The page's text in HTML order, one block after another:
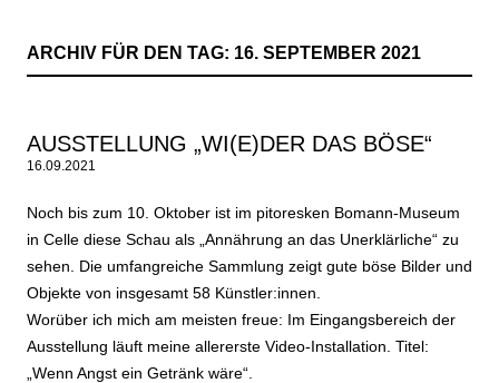
ARCHIV FÜR DEN TAG: 16. SEPTEMBER 2021
AUSSTELLUNG „WI(E)DER DAS BÖSE“
16.09.2021
Noch bis zum 10. Oktober ist im pitoresken Bomann-Museum
in Celle diese Schau als „Annährung an das Unerklärliche“ zu
sehen. Die umfangreiche Sammlung zeigt gute böse Bilder und
Objekte von insgesamt 58 Künstler:innen.
Worüber ich mich am meisten freue: Im Eingangsbereich der
Ausstellung läuft meine allererste Video-Installation. Titel:
„Wenn Angst ein Getränk wäre“.